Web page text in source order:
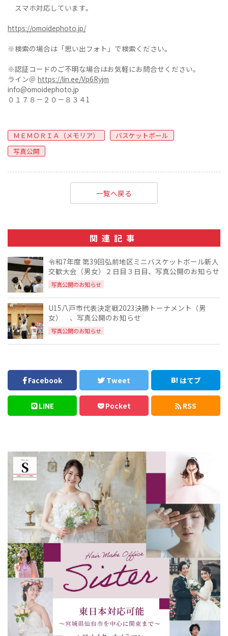
スマホ対応しています。
https://omoidephoto.jp/
※検索の場合は「思い出フォト」で検索ください。
※認証コードのご不明な場合はお気軽にお問合せください。
ライン＠ https://lin.ee/Vp6Ryjm
info@omoidephoto.jp
０１７８－２０－８３４1
ＭＥＭＯＲＩＡ（メモリア）
バスケットボール
写真公開
Facebook Tweet はてブ
LINE Pocket RSS
一覧へ戻る
関連記事
令和7年度 第39回弘前地区ミニバスケットボール新人
交歓大会（男女）２日目３日目、写真公開のお知らせ
写真公開のお知らせ
U15八戸市代表決定戦2023決勝トーナメント（男
女） 、写真公開のお知らせ
写真公開のお知らせ